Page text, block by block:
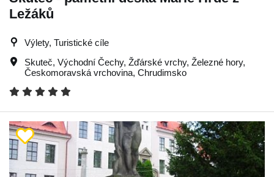
Ležáků
Výlety, Turistické cíle
Skuteč, Východní Čechy, Žďárské vrchy, Železné hory,
Českomoravská vrchovina, Chrudimsko